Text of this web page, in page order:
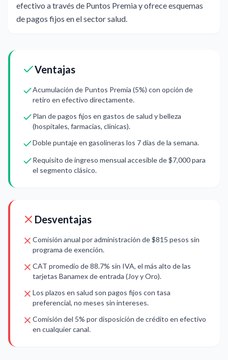
efectivo a través de Puntos Premia y ofrece esquemas
de pagos fijos en el sector salud.
Ventajas
Acumulación de Puntos Premia (5%) con opción de
retiro en efectivo directamente.
Plan de pagos fijos en gastos de salud y belleza
(hospitales, farmacias, clínicas).
Doble puntaje en gasolineras los 7 días de la semana.
Requisito de ingreso mensual accesible de $7,000 para
el segmento clásico.
Desventajas
Comisión anual por administración de $815 pesos sin
programa de exención.
CAT promedio de 88.7% sin IVA, el más alto de las
tarjetas Banamex de entrada (Joy y Oro).
Los plazos en salud son pagos fijos con tasa
preferencial, no meses sin intereses.
Comisión del 5% por disposición de crédito en efectivo
en cualquier canal.